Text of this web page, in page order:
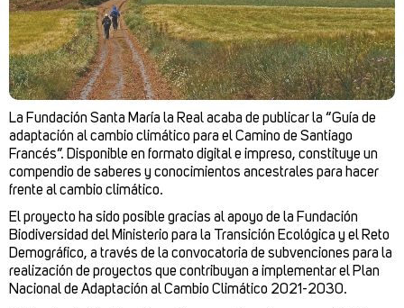
La Fundación Santa María la Real acaba de publicar la “Guía de
adaptación al cambio climático para el Camino de Santiago
Francés”. Disponible en formato digital e impreso, constituye un
compendio de saberes y conocimientos ancestrales para hacer
frente al cambio climático.
El proyecto ha sido posible gracias al apoyo de la Fundación
Biodiversidad del Ministerio para la Transición Ecológica y el Reto
Demográfico, a través de la convocatoria de subvenciones para la
realización de proyectos que contribuyan a implementar el Plan
Nacional de Adaptación al Cambio Climático 2021-2030.